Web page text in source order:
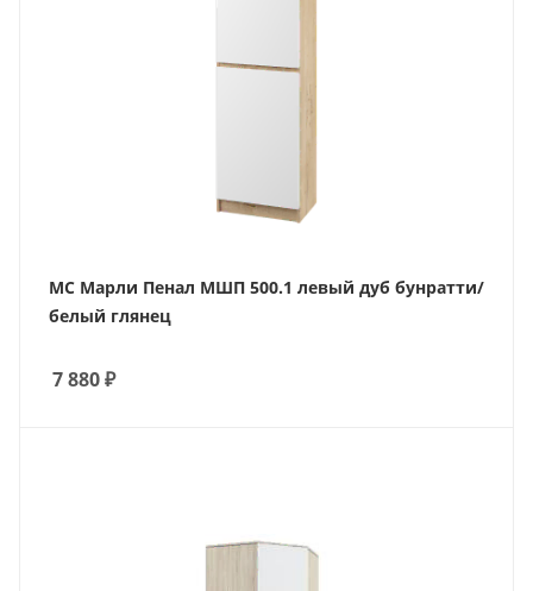
МС Марли Пенал МШП 500.1 левый дуб бунратти/
белый глянец
7 880₽